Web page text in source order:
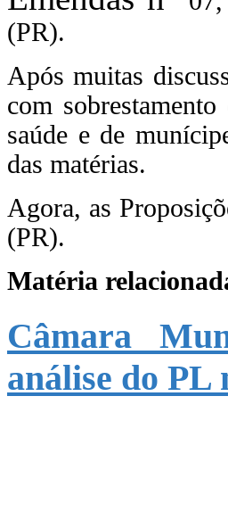
(PR).
Após muitas
com
saúde e de
das matérias.
Agora, as
(PR).
Matéria
Câmara
análise do PL